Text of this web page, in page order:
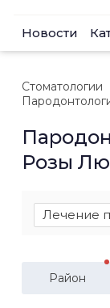
Новости
Стоматологии
Розы
Лечение
Район